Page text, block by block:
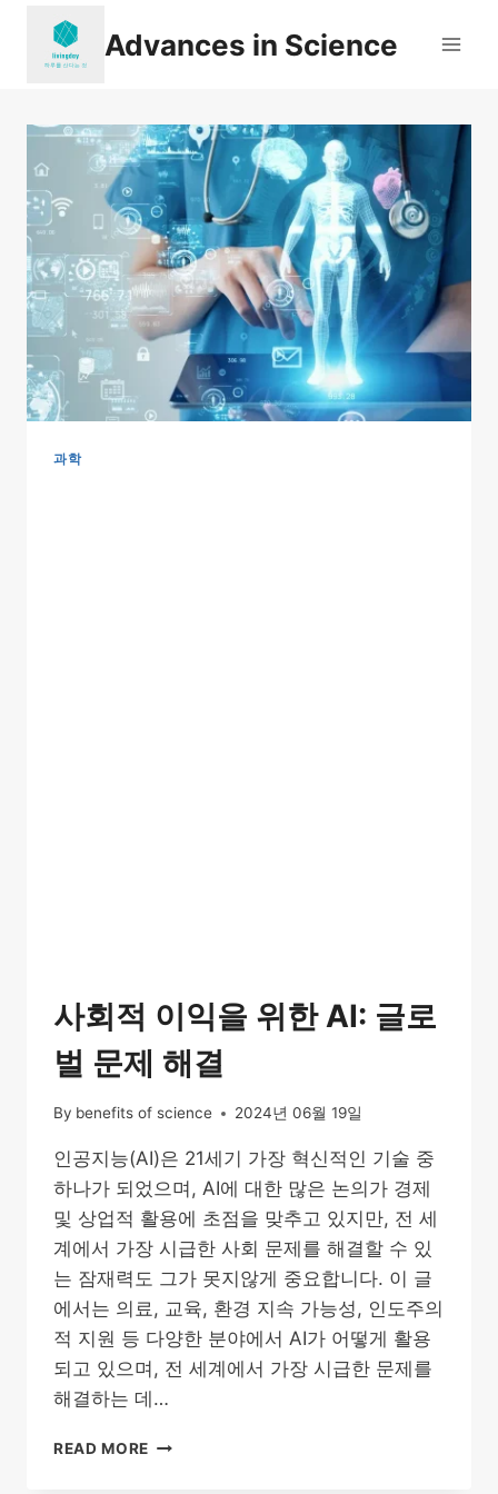
content
Advances in Science
과학
사회적 이익을 위한 AI: 글로
벌 문제 해결
By benefits of science 2024년 06월 19일
인공지능(AI)은 21세기 가장 혁신적인 기술 중
하나가 되었으며, AI에 대한 많은 논의가 경제
및 상업적 활용에 초점을 맞추고 있지만, 전 세
계에서 가장 시급한 사회 문제를 해결할 수 있
는 잠재력도 그가 못지않게 중요합니다. 이 글
에서는 의료, 교육, 환경 지속 가능성, 인도주의
적 지원 등 다양한 분야에서 AI가 어떻게 활용
되고 있으며, 전 세계에서 가장 시급한 문제를
해결하는 데…
READ MORE